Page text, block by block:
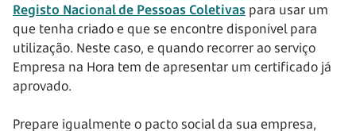
Registo Nacional de Pessoas Coletivas para usar um
que tenha criado e que se encontre disponível para
utilização. Neste caso, e quando recorrer ao serviço
Empresa na Hora tem de apresentar um certificado já
aprovado.
Prepare igualmente o pacto social da sua empresa,